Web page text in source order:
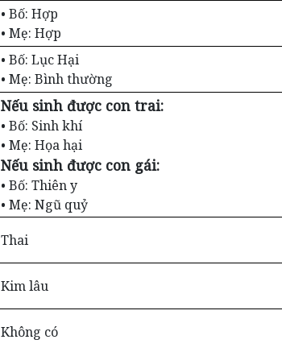
• Bố: Hợp
• Mẹ: Hợp
• Bố: Lục Hại
• Mẹ: Bình thường
Nếu sinh được con trai:
• Bố: Sinh khí
• Mẹ: Họa hại
Nếu sinh được con gái:
• Bố: Thiên y
• Mẹ: Ngũ quỷ
Thai
Kim lâu
Không có